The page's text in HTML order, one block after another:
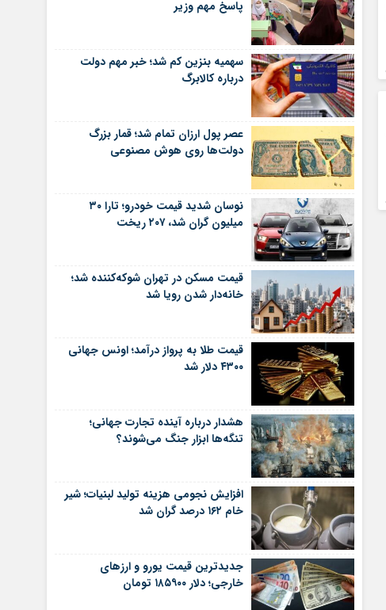
پاسخ مهم وزیر
سهمیه بنزین کم شد؛ خبر مهم دولت
درباره کالابرگ
عصر پول ارزان تمام شد؛ قمار بزرگ
دولت‌ها روی هوش مصنوعی
نوسان شدید قیمت خودرو؛ تارا ۳۰
میلیون گران شد، ۲۰۷ ریخت
قیمت مسکن در تهران شوکه‌کننده شد؛
خانه‌دار شدن رویا شد
قیمت طلا به پرواز درآمد؛ اونس جهانی
۴۳۰۰ دلار شد
هشدار درباره آینده تجارت جهانی؛
تنگه‌ها ابزار جنگ می‌شوند؟
افزایش نجومی هزینه تولید لبنیات؛ شیر
خام ۱۶۲ درصد گران شد
جدیدترین قیمت یورو و ارزهای
خارجی؛ دلار ۱۸۵۹۰۰ تومان